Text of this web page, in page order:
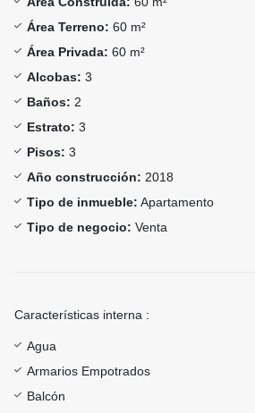
Área Terreno: 60 m²
Área Privada: 60 m²
Alcobas: 3
Baños: 2
Estrato: 3
Pisos: 3
Año construcción: 2018
Tipo de inmueble: Apartamento
Tipo de negocio: Venta
Características interna :
Agua
Armarios Empotrados
Balcón